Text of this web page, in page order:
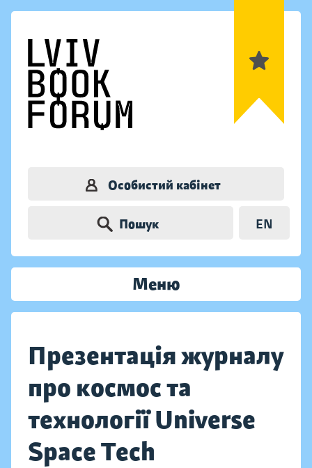
Особистий кабінет
Пошук EN
Меню
Презентація журналу
про космос та
технології Universe
Space Tech